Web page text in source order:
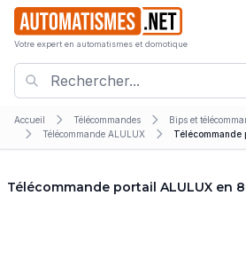
Votre expert en automatismes et domotique
Accueil Télécommandes
Bips et
Télécommande ALULUX
Télécommande
Télécommande portail ALULUX en